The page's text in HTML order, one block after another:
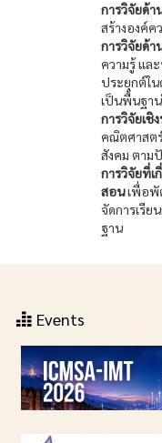
การวิจัยด้
สร้างองค์
การวิจัยด้
ความรู้ แล
ประยุกต์ใ
เป็นพื้นฐา
การวิจัยเชิ
คณิตศาสต
สังคม ตาม
การวิจัยที่เ
สอนเพื่อพั
จัดการเรี
ฐาน
Events